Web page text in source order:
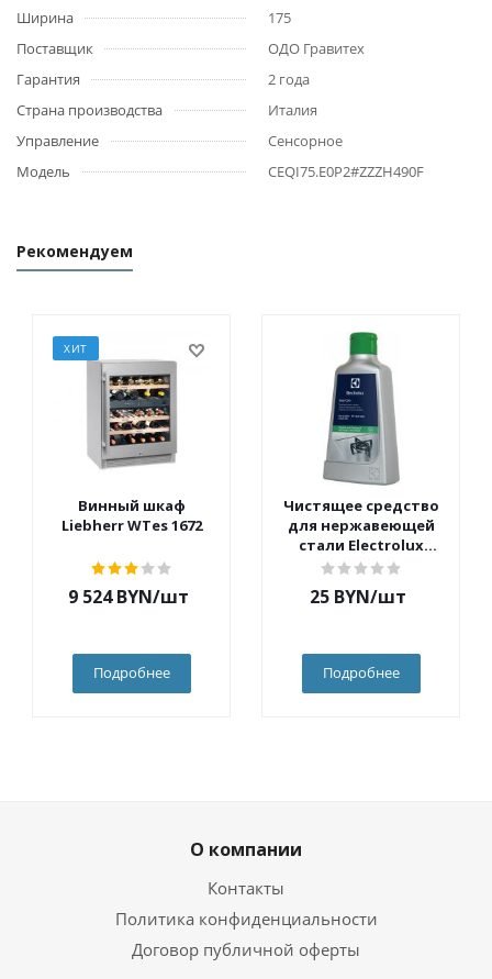
Ширина
175
Поставщик
ОДО Гравитех
Гарантия
2 года
Страна производства
Италия
Управление
Сенсорное
Модель
CEQI75.E0P2#ZZZH490F
Рекомендуем
ХИТ
Винный шкаф
Liebherr WTes 1672
9 524BYN/шт
Подробнее
Чистящее средство
для нержавеющей
стали Electrolux
E6SCC104
25BYN/шт
Подробнее
О компании
Контакты
Политика конфиденциальности
Договор публичной оферты